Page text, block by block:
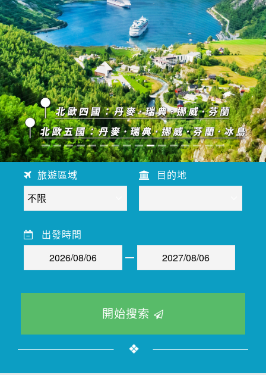
旅遊區域 目的地
出發時間
開始搜索